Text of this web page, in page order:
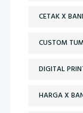
CETAK X
CUSTOM
DIGITAL
HARGA X